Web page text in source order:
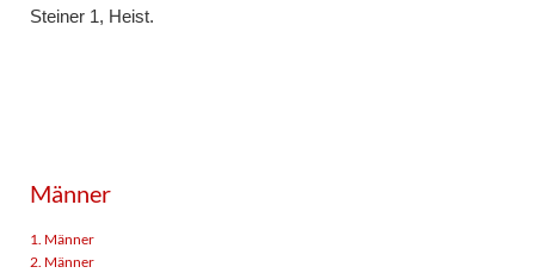
Steiner 1, Heist.
Männer
1. Männer
2. Männer